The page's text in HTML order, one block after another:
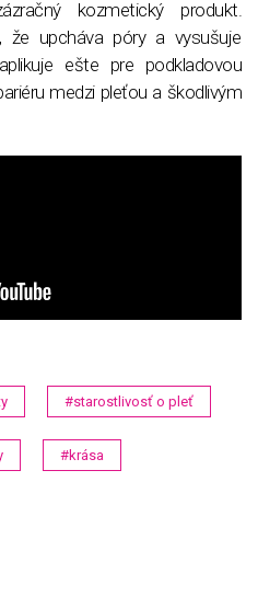
kozmetický produkt.
upcháva póry a vysušuje
ešte pre podkladovou
medzi pleťou a škodlivým
#starostlivosť o pleť
#krása